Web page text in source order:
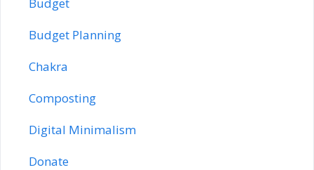
Budget Planning
Chakra
Composting
Digital Minimalism
Donate